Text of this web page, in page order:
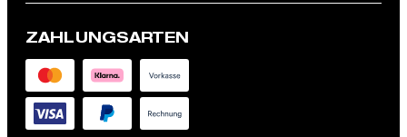
ZAHLUNGSARTEN